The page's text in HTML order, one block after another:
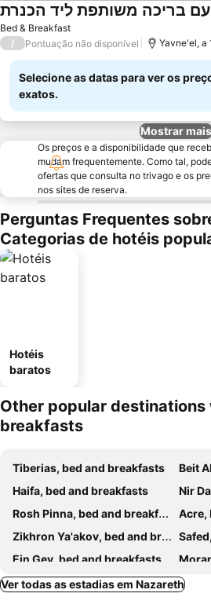
Bed & Breakfast
Ver preços
/ Pontuação não disponível Yavne'el, a
Selecione as datas para ver os
exatos.
Mostrar mais
Os preços e a disponibilidade que
mudam frequentemente. Como tal,
ofertas que consulta no trivago e os
nos sites de reserva.
Perguntas Frequentes
Categorias de hotéis
Hotéis
baratos
Other popular destinations
breakfasts
Tiberias, bed and breakfasts
Beit
Haifa, bed and breakfasts
Nir
Rosh Pinna, bed and breakfasts
Acre,
Zikhron Ya'akov, bed and breakfasts
Ein Gev, bed and breakfasts
Ramot, bed and breakfasts
Had
Ver todas as estadias em Nazareth